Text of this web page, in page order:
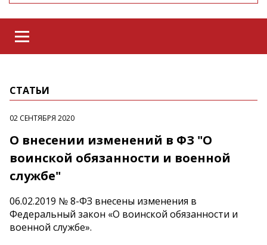
СТАТЬИ
02 СЕНТЯБРЯ 2020
О внесении изменений в ФЗ "О
воинской обязанности и военной
службе"
06.02.2019 № 8-ФЗ внесены изменения в
Федеральный закон «О воинской обязанности и
военной службе».